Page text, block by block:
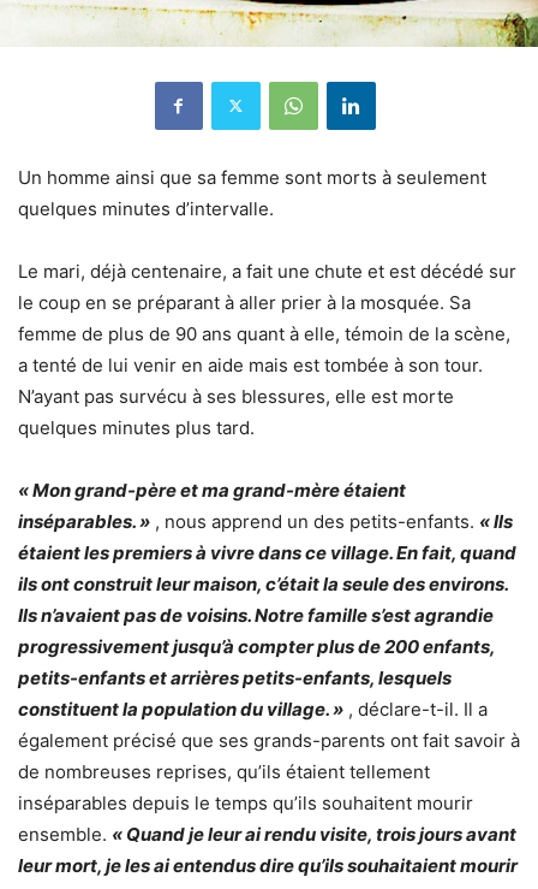
Un homme ainsi que sa femme sont morts à seulement
quelques minutes d’intervalle.
Le mari, déjà centenaire, a fait une chute et est décédé sur
le coup en se préparant à aller prier à la mosquée. Sa
femme de plus de 90 ans quant à elle, témoin de la scène,
a tenté de lui venir en aide mais est tombée à son tour.
N’ayant pas survécu à ses blessures, elle est morte
quelques minutes plus tard.
« Mon grand-père et ma grand-mère étaient
inséparables. » , nous apprend un des petits-enfants. « Ils
étaient les premiers à vivre dans ce village. En fait, quand
ils ont construit leur maison, c’était la seule des environs.
Ils n’avaient pas de voisins. Notre famille s’est agrandie
progressivement jusqu’à compter plus de 200 enfants,
petits-enfants et arrières petits-enfants, lesquels
constituent la population du village. » , déclare-t-il. Il a
également précisé que ses grands-parents ont fait savoir à
de nombreuses reprises, qu’ils étaient tellement
inséparables depuis le temps qu’ils souhaitent mourir
ensemble. « Quand je leur ai rendu visite, trois jours avant
leur mort, je les ai entendus dire qu’ils souhaitaient mourir